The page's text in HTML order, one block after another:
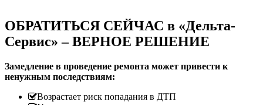
ОБРАТИТЬСЯ СЕЙЧАС в «Дельта-
Сервис» – ВЕРНОЕ РЕШЕНИЕ
Замедление в проведение ремонта может привести к
ненужным последствиям:
Возрастает риск попадания в ДТП